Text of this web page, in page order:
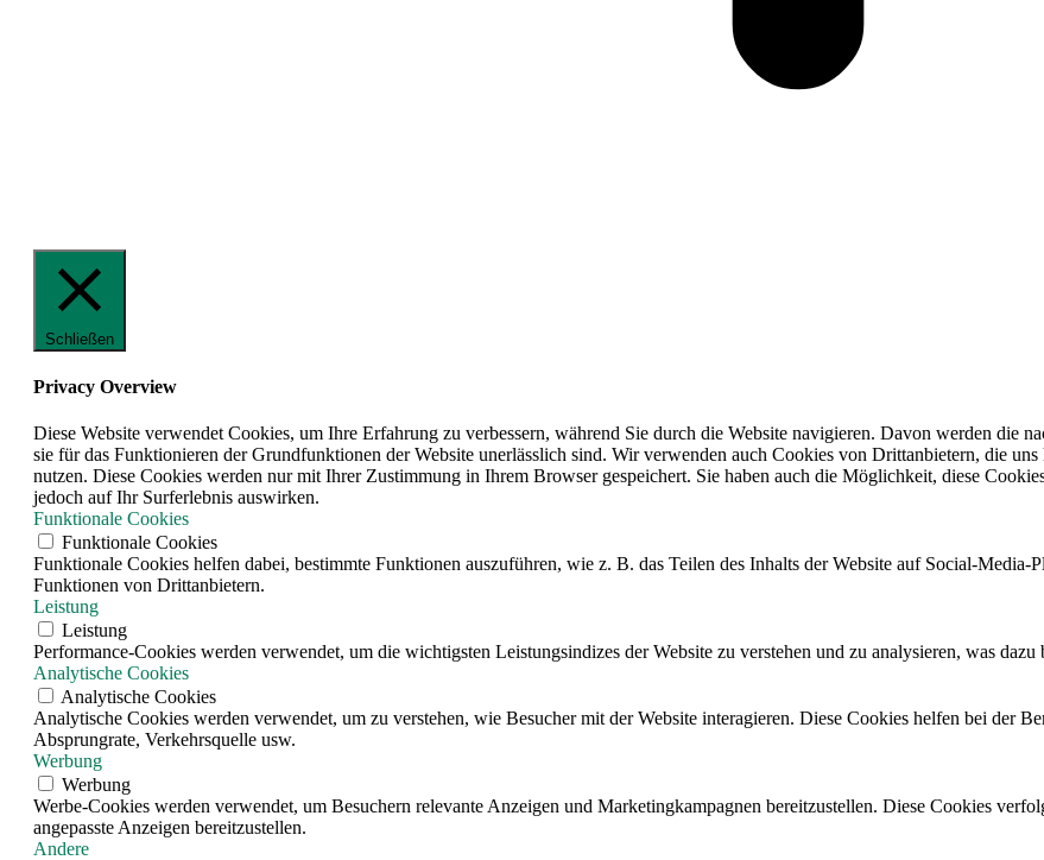
Schließen
Privacy Overview
Diese Website verwendet Cookies, um Ihre Erfahrung zu verbessern, während Sie durch die Website navigieren. Davon werden die
sie für das Funktionieren der Grundfunktionen der Website unerlässlich sind. Wir verwenden auch Cookies von Drittanbietern, die
nutzen. Diese Cookies werden nur mit Ihrer Zustimmung in Ihrem Browser gespeichert. Sie haben auch die Möglichkeit, diese
jedoch auf Ihr Surferlebnis auswirken.
Funktionale Cookies
Funktionale Cookies
Funktionale Cookies helfen dabei, bestimmte Funktionen auszuführen, wie z. B. das Teilen des Inhalts der Website auf Social-Media-
Funktionen von Drittanbietern.
Leistung
Leistung
Performance-Cookies werden verwendet, um die wichtigsten Leistungsindizes der Website zu verstehen und zu analysieren, was
Analytische Cookies
Analytische Cookies
Analytische Cookies werden verwendet, um zu verstehen, wie Besucher mit der Website interagieren. Diese Cookies helfen bei der
Absprungrate, Verkehrsquelle usw.
Werbung
Werbung
Werbe-Cookies werden verwendet, um Besuchern relevante Anzeigen und Marketingkampagnen bereitzustellen. Diese Cookies
angepasste Anzeigen bereitzustellen.
Andere